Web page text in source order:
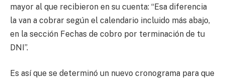
mayor al que recibieron en su cuenta: “Esa diferencia
la van a cobrar según el calendario incluido más abajo,
en la sección Fechas de cobro por terminación de tu
DNI”.
Es así que se determinó un nuevo cronograma para que